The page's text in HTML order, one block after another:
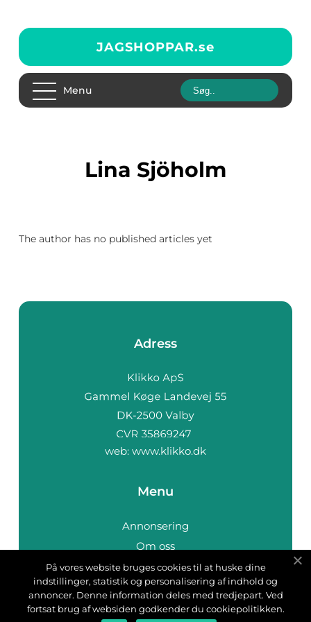
JAGSHOPPAR.se
Menu
Lina Sjöholm
The author has no published articles yet
Adress
web: www.klikko.dk
Menu
Annonsering
Om oss
Cookies
Kontakta oss
Sitemap
På vores website bruges cookies til at huske dine
indstillinger, statistik og personalisering af indhold og
annoncer. Denne information deles med tredjepart. Ved
fortsat brug af websiden godkender du cookiepolitikken.